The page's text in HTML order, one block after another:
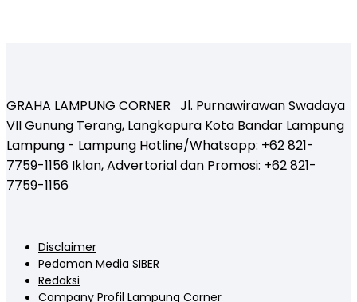
GRAHA LAMPUNG CORNER Jl. Purnawirawan Swadaya
VII Gunung Terang, Langkapura Kota Bandar Lampung
Lampung - Lampung Hotline/Whatsapp: +62 821-
7759-1156 Iklan, Advertorial dan Promosi: +62 821-
7759-1156
Disclaimer
Pedoman Media SIBER
Redaksi
Company Profil Lampung Corner